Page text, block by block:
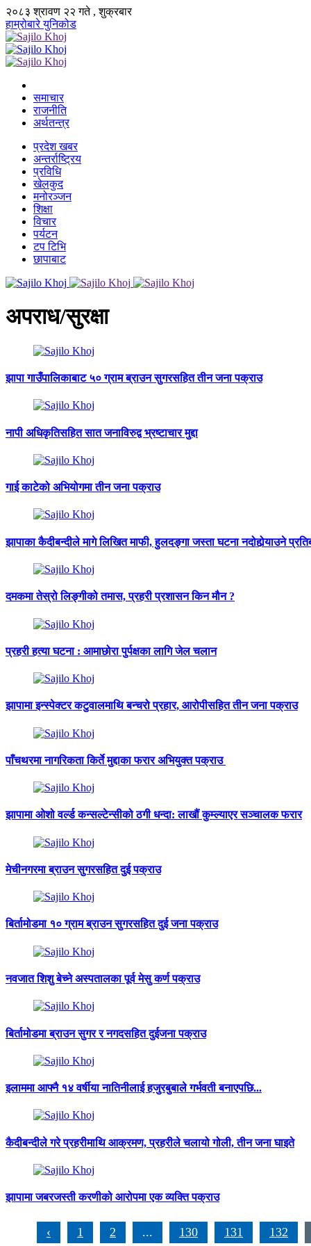
२०८३ श्रावण २२ गते , शुक्रबार
हाम्रोबारेयुनिकोड
समाचार
राजनीति
अर्थतन्त्र
प्रदेश खबर
अन्तर्राष्ट्रिय
प्रविधि
खेलकुद
मनोरञ्जन
शिक्षा
विचार
पर्यटन
टप टिभि
छापाबाट
अपराध/सुरक्षा
झापा गाउँपालिकाबाट ५० ग्राम ब्राउन सुगरसहित तीन जना पक्राउ
नापी अधिकृतिसहित सात जनाविरुद्व भ्रष्टाचार मुद्दा
गाई काटेको अभियोगमा तीन जना पक्राउ
झापाका कैदीबन्दीले मागे लिखित माफी, हुलदङ्गा जस्ता घटना नदोहोर्‍याउने
दमकमा तेस्रो लिङ्गीको तमास, प्रहरी प्रशासन किन मौन ?
प्रहरी हत्या घटना : आमाछोरा पुर्पक्षका लागि जेल चलान
झापामा इन्स्पेक्टर कटुवालमाथि बन्चरो प्रहार, आरोपीसहित तीन जना पक्राउ
पाँचथरमा नागरिकता किर्ते मुद्दाका फरार अभियुक्त पक्राउ
झापामा ओशो वर्ल्ड कन्सल्टेन्सीको ठगी धन्दा: लाखौं कुम्ल्याएर सञ्चालक फरार
मेचीनगरमा ब्राउन सुगरसहित दुई पक्राउ
बिर्तामोडमा १० ग्राम ब्राउन सुगरसहित दुई जना पक्राउ
नवजात शिशु बेच्ने अस्पतालका पूर्व मेसु कर्ण पक्राउ
बिर्तामोडमा ब्राउन सुगर र नगदसहित दुईजना पक्राउ
इलाममा आफ्नै १४ वर्षीया नातिनीलाई हजुरबुबाले गर्भवती बनाएपछि...
कैदीबन्दीले गरे प्रहरीमाथि आक्रमण, प्रहरीले चलायो गोली, तीन जना घाइते
झापामा जबरजस्ती करणीको आरोपमा एक व्यक्ति पक्राउ
‹ 1 2 ... 130 131 132